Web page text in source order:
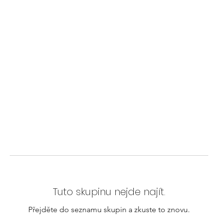
Tuto skupinu nejde najít.
Přejděte do seznamu skupin a zkuste to znovu.